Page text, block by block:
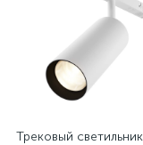
Трековый светильник